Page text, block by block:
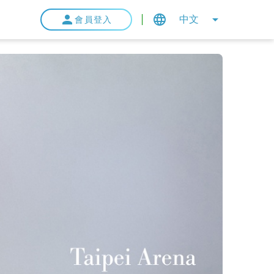
會員登入 中文